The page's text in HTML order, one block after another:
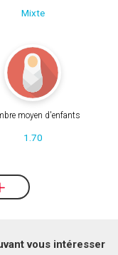
Mixte
moyen d'enfants
1.70
vous intéresser